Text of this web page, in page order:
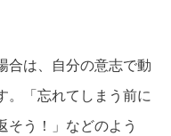
合は、自分の意志で動
。「忘れてしまう前に
そう！」などのよう